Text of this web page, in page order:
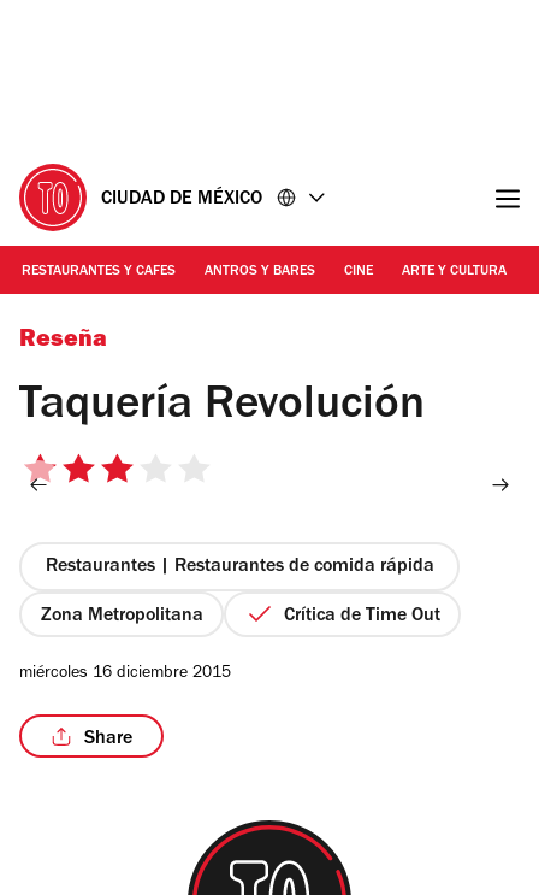
CIUDAD DE MÉXICO
RESTAURANTES Y CAFES ANTROS Y BARES CINE ARTE Y CULTURA
Foto: Alejandra Carbajal
Reseña
Taquería Revolución
3
estrellas
Restaurantes | Restaurantes de comida rápida
Zona Metropolitana Crítica de Time Out
miércoles 16 diciembre 2015
Share